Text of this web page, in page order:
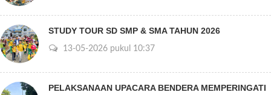
STUDY TOUR SD SMP & SMA TAHUN 2026
13-05-2026 pukul 10:37
PELAKSANAAN UPACARA BENDERA MEMPERINGATI